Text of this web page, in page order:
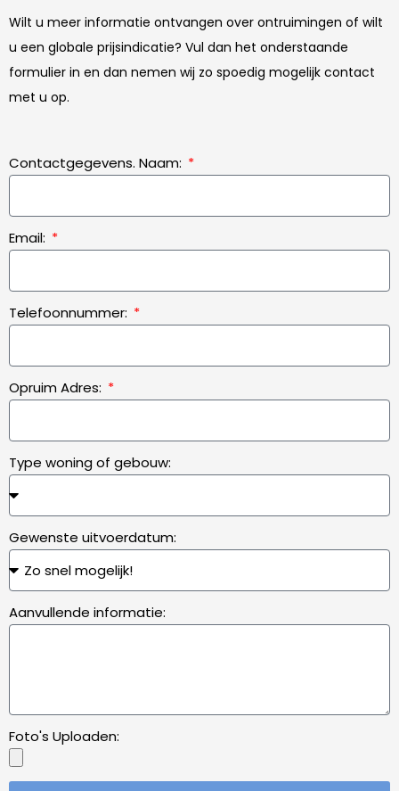
Wilt u meer informatie ontvangen over ontruimingen of wilt
u een globale prijsindicatie? Vul dan het onderstaande
formulier in en dan nemen wij zo spoedig mogelijk contact
met u op.
Contactgegevens. Naam:
Email:
Telefoonnummer:
Opruim Adres:
Type woning of gebouw:
Gewenste uitvoerdatum:
Aanvullende informatie:
Foto's Uploaden: